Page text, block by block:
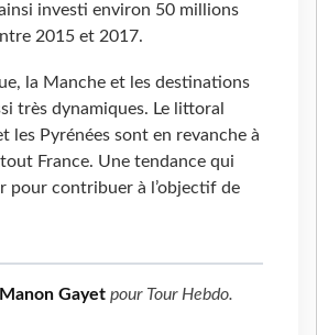
investi environ 50 millions
2015 et 2017.
la Manche et les destinations
très dynamiques. Le littoral
les Pyrénées sont en revanche à
France. Une tendance qui
pour contribuer à l’objectif de
Manon Gayet pour Tour Hebdo.